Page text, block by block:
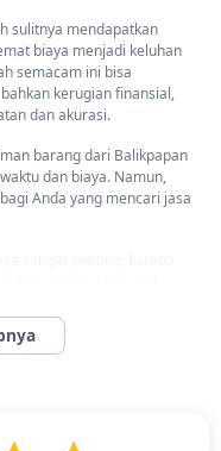
sulitnya mendapatkan
biaya menjadi keluhan
semacam ini bisa
kerugian finansial,
dan akurasi.
barang dari Balikpapan
dan biaya. Namun,
Anda yang mencari jasa
jaminan kenyamanan